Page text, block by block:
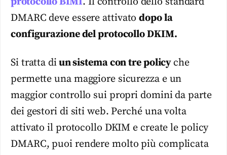
DMARC deve essere attivatodopo la
configurazione del protocollo DKIM.
Si tratta diun sistema con tre policyche
permette una maggiore sicurezza e un
maggior controllo sui propri domini da parte
dei gestori di siti web. Perché una volta
attivato il protocollo DKIM e create le policy
DMARC, puoi rendere molto più complicata